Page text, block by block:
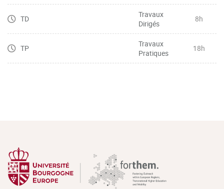
TD
Travaux
Dirigés
8h
TP
Travaux
Pratiques
18h